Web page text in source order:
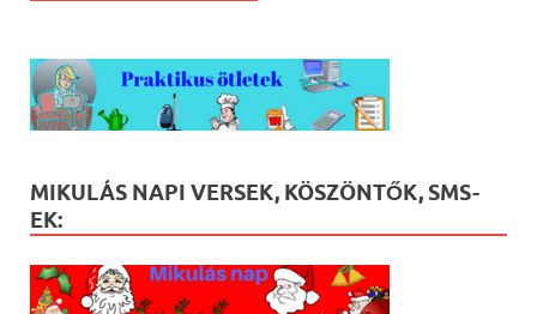
MIKULÁS NAPI VERSEK, KÖSZÖNTŐK, SMS-
EK: